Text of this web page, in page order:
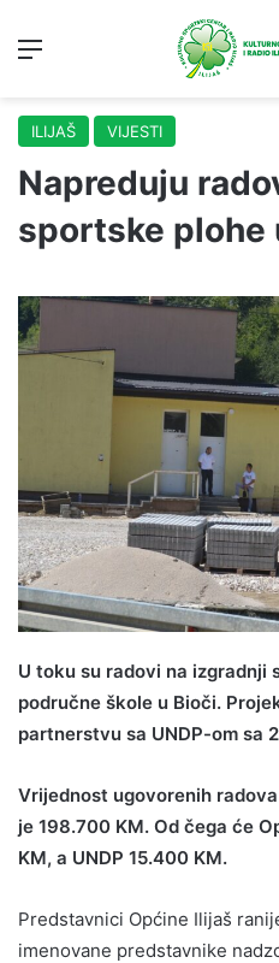
ILIJAŠ VIJESTI
Napreduju
sportske plohe
U toku su radovi na izgradnji
područne škole u Bioči.
partnerstvu sa UNDP-om sa
Vrijednost ugovorenih
je 198.700 KM. Od čega će
KM, a UNDP 15.400 KM.
Predstavnici Općine Ilijaš
imenovane predstavnike